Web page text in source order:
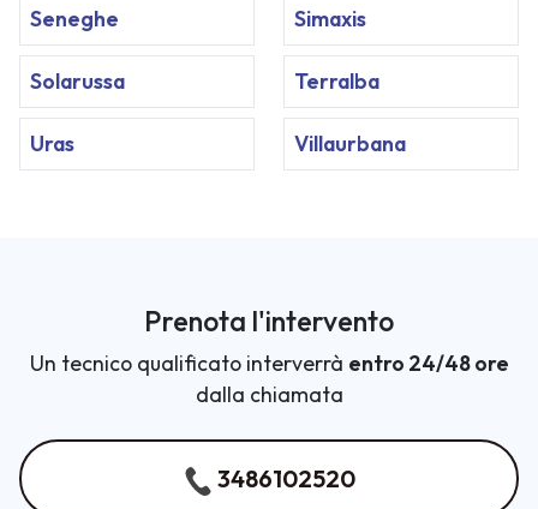
Seneghe Simaxis
Solarussa Terralba
Uras Villaurbana
Prenota l'intervento
Un tecnico qualificato interverrà entro 24/48 ore
dalla chiamata
3486102520